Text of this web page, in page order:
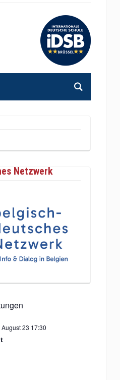
Netzwerk
August 23 17:30